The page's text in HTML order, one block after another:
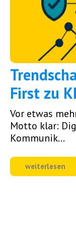
First zu
Vor etwas
Motto klar:
Kommunik...
weiterlesen